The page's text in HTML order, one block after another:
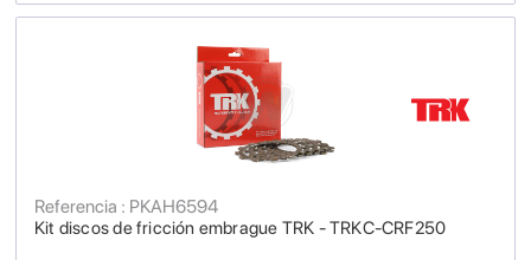
Kit discos de fricción embrague TRK - TRKC-CRF250
Referencia : PKAH6594